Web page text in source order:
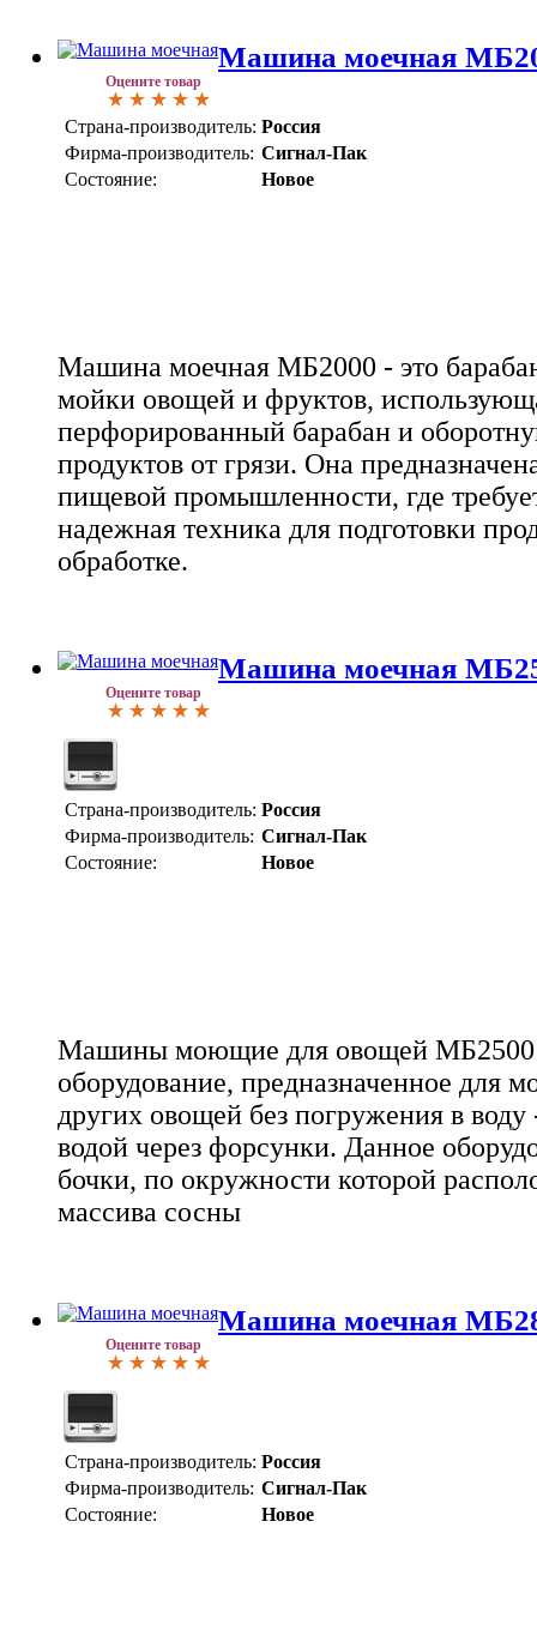
Оцените товар
Машина моечная
Страна-производитель: Россия
Фирма-производитель: Сигнал-Пак
Состояние:
Новое
Машина моечная МБ2000 - это
мойки овощей и фруктов,
перфорированный барабан и
продуктов от грязи. Она
пищевой промышленности, где
надежная техника для подготовки
обработке.
Оцените товар
Машина моечная
Страна-производитель: Россия
Фирма-производитель: Сигнал-Пак
Состояние:
Новое
Машины моющие для овощей МБ2500
оборудование, предназначенное для
других овощей без погружения в
водой через форсунки. Данное
бочки, по окружности которой
массива сосны
Оцените товар
Машина моечная
Страна-производитель: Россия
Фирма-производитель: Сигнал-Пак
Состояние:
Новое